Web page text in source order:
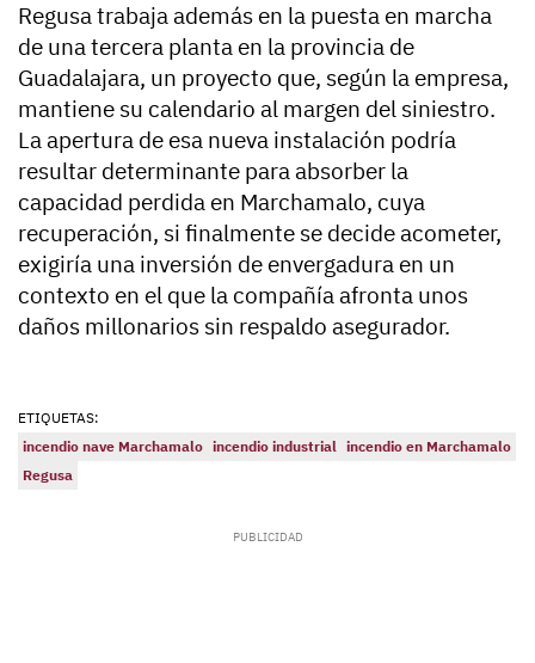
Regusa trabaja además en la puesta en marcha
de una tercera planta en la provincia de
Guadalajara, un proyecto que, según la empresa,
mantiene su calendario al margen del siniestro.
La apertura de esa nueva instalación podría
resultar determinante para absorber la
capacidad perdida en Marchamalo, cuya
recuperación, si finalmente se decide acometer,
exigiría una inversión de envergadura en un
contexto en el que la compañía afronta unos
daños millonarios sin respaldo asegurador.
ETIQUETAS:
incendio nave Marchamalo incendio industrial incendio en Marchamalo
Regusa